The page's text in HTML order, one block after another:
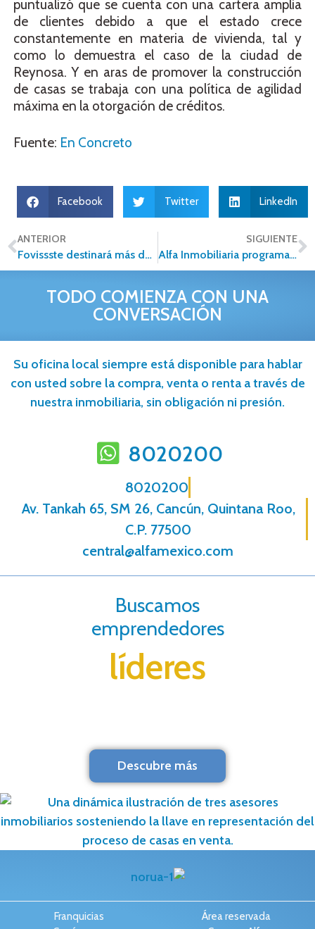
puntualizó que se cuenta con una cartera amplia
de clientes debido a que el estado crece
constantemente en materia de vivienda, tal y
como lo demuestra el caso de la ciudad de
Reynosa. Y en aras de promover la construcción
de casas se trabaja con una política de agilidad
máxima en la otorgación de créditos.
Fuente: En Concreto
Facebook Twitter LinkedIn
ANTERIOR
Fovissste destinará más de 37 mmp para créditos
SIGUIENTE
Alfa Inmobiliaria programa fecha para su próxima Convención 2017
TODO COMIENZA CON UNA
CONVERSACIÓN
Su oficina local siempre está disponible para hablar
con usted sobre la compra, venta o renta a través de
nuestra inmobiliaria, sin obligación ni presión.
8020200
8020200
Av. Tankah 65, SM 26, Cancún, Quintana Roo,
C.P. 77500
central@alfamexico.com
Buscamos
emprendedores
líderes
Descubre más
Franquicias
Área reservada